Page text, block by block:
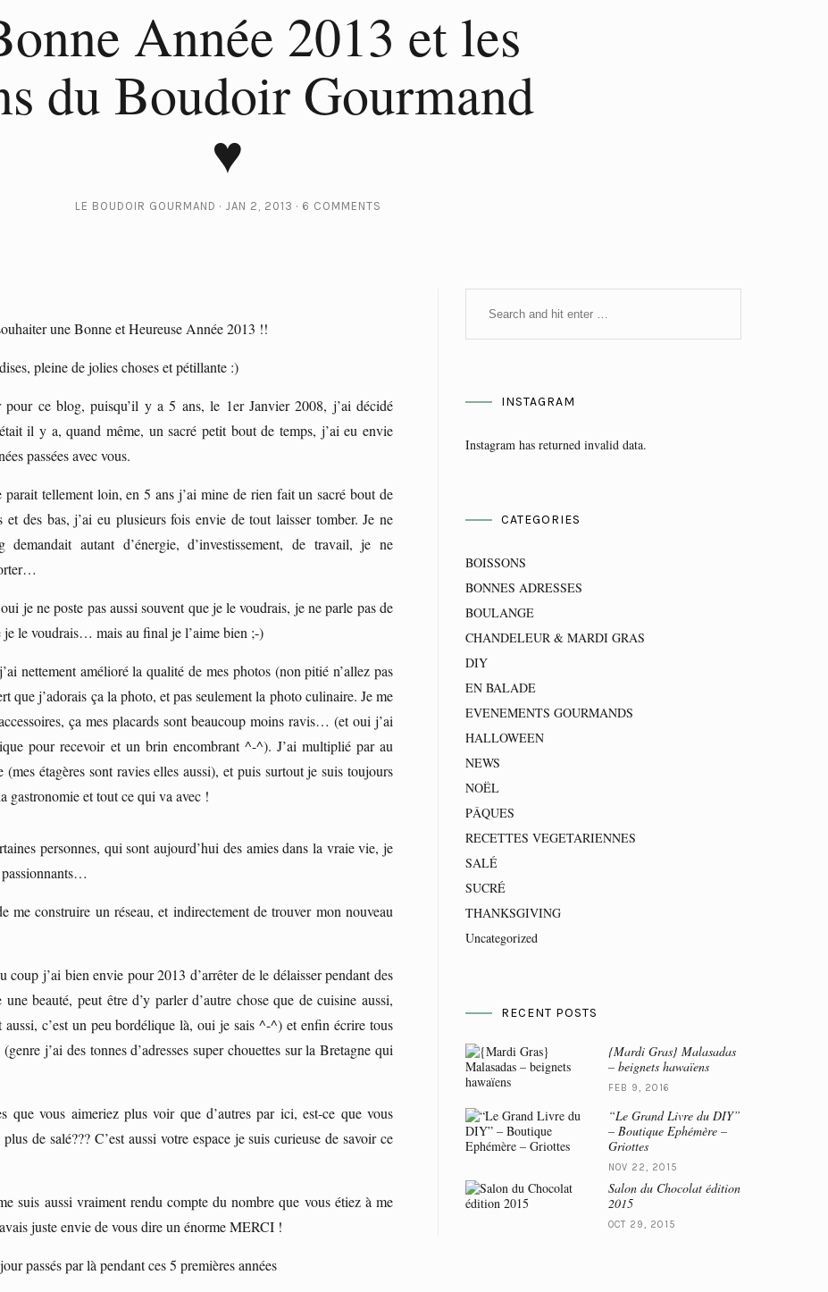
Année 2013 et les
du Boudoir Gourmand
♥
LE BOUDOIR GOURMAND JAN 2, 2013 6 COMMENTS
une Bonne et Heureuse Année 2013 !!
pleine de jolies choses et pétillante :)
ce blog, puisqu’il y a 5 ans, le 1er Janvier 2008, j’ai décidé
il y a, quand même, un sacré petit bout de temps, j’ai eu envie
passées avec vous.
parait tellement loin, en 5 ans j’ai mine de rien fait un sacré bout de
des bas, j’ai eu plusieurs fois envie de tout laisser tomber. Je ne
autant d’énergie, d’investissement, de travail, je ne
je ne poste pas aussi souvent que je le voudrais, je ne parle pas de
je le voudrais… mais au final je l’aime bien ;-)
nettement amélioré la qualité de mes photos (non pitié n’allez pas
que j’adorais ça la photo, et pas seulement la photo culinaire. Je me
ça mes placards sont beaucoup moins ravis… (et oui j’ai
pour recevoir et un brin encombrant ^-^). J’ai multiplié par au
étagères sont ravies elles aussi), et puis surtout je suis toujours
gastronomie et tout ce qui va avec !
personnes, qui sont aujourd’hui des amies dans la vraie vie, je
passionnants…
me construire un réseau, et indirectement de trouver mon nouveau
coup j’ai bien envie pour 2013 d’arrêter de le délaisser pendant des
beauté, peut être d’y parler d’autre chose que de cuisine aussi,
c’est un peu bordélique là, oui je sais ^-^) et enfin écrire tous
j’ai des tonnes d’adresses super chouettes sur la Bretagne qui
que vous aimeriez plus voir que d’autres par ici, est-ce que vous
de salé??? C’est aussi votre espace je suis curieuse de savoir ce
suis aussi vraiment rendu compte du nombre que vous étiez à me
juste envie de vous dire un énorme MERCI !
passés par là pendant ces 5 premières années
INSTAGRAM
Instagram has returned invalid data.
CATEGORIES
BOISSONS
BONNES ADRESSES
BOULANGE
CHANDELEUR & MARDI GRAS
DIY
EN BALADE
EVENEMENTS GOURMANDS
HALLOWEEN
NEWS
NOËL
PÂQUES
RECETTES VEGETARIENNES
SALÉ
SUCRÉ
THANKSGIVING
Uncategorized
RECENT POSTS
{Mardi Gras} Malasadas
– beignets hawaïens
FEB 9, 2016
“Le Grand Livre du DIY”
– Boutique Ephémère –
Griottes
NOV 22, 2015
Salon du Chocolat édition
2015
OCT 29, 2015